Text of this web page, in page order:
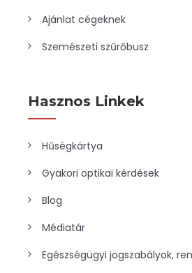
Ajánlat cégeknek
Szemészeti szűrőbusz
Hasznos Linkek
Hűségkártya
Gyakori optikai kérdések
Blog
Médiatár
Egészségügyi jogszabályok,